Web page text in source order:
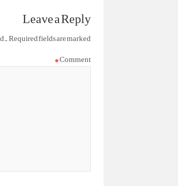
Leave a Reply
Required fields are marked
Comment
*